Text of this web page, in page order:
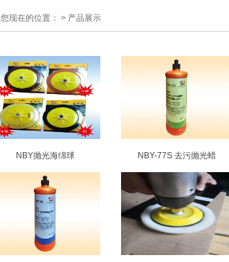
NBY抛光海绵球 NBY-77S 去污抛光蜡
您现在的位置： > 产品展示